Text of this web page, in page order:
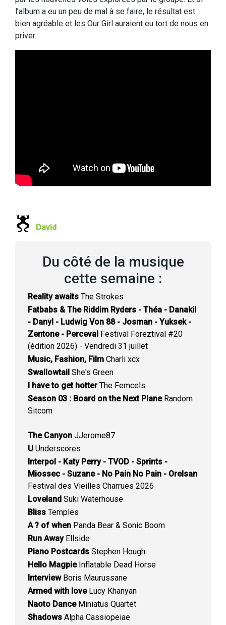
l’album a eu un peu de mal à se faire, le résultat est
bien agréable et les Our Girl auraient eu tort de nous en
priver.
David
Du côté de la musique
cette semaine :
Reality awaits The Strokes
Fatbabs & The Riddim Ryders - Théa - Danakil
- Danyl - Ludwig Von 88 - Josman - Yuksek -
Zentone - Perceval Festival Foreztival #20
(édition 2026) - Vendredi 31 juillet
Music, Fashion, Film Charli xcx
Swallowtail She's Green
I have to get hotterThe Femcels
Season 03 : Board on the Next PlaneRandom
Sitcom
The Canyon JJerome87
U Underscores
Interpol - Katy Perry - TVOD - Sprints -
Miossec - Suzane - No Pain No Pain - Orelsan
Festival des Vieilles Charrues 2026
Loveland Suki Waterhouse
Bliss Temples
A ? of when Panda Bear & Sonic Boom
Run AwayEllside
Piano Postcards Stephen Hough
Hello MagpieInflatable Dead Horse
InterviewBoris Maurussane
Armed with loveLucy Khanyan
Naoto DanceMiniatus Quartet
Shadows Alpha Cassiopeiae